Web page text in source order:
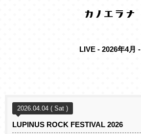
LIVE - 2026年4月 -
2026.04.04 ( Sat )
LUPINUS ROCK FESTIVAL 2026